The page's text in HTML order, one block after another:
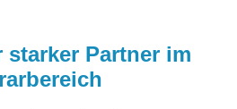
starker Partner im